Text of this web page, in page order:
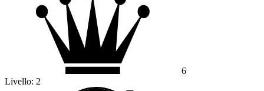
6
Livello: 2